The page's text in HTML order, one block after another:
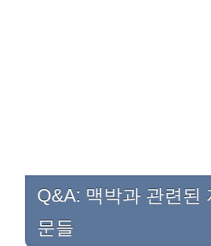
Q&A: 맥박과 관련된
문들